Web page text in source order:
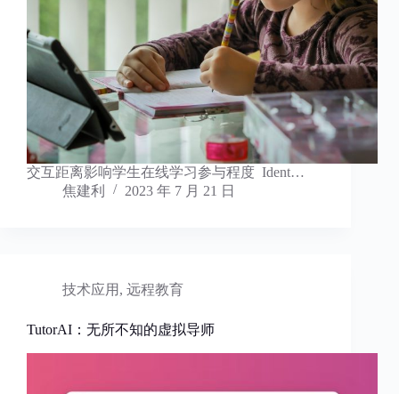
交互距离影响学生在线学习参与程度 Ident…
焦建利
2023 年 7 月 21 日
技术应用 , 远程教育
TutorAI：无所不知的虚拟导师